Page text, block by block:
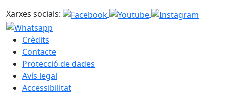
Xarxes socials:
Crèdits
Contacte
Protecció de dades
Avís legal
Accessibilitat